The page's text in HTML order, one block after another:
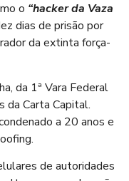
o “hacker da Vaza
dias de prisão por
da extinta força-
da 1ª Vara Federal
da Carta Capital.
a 20 anos e
de autoridades